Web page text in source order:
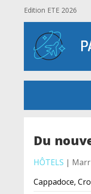
Edition ETE 2026
Du
HÔTELS |
Cappadoce,